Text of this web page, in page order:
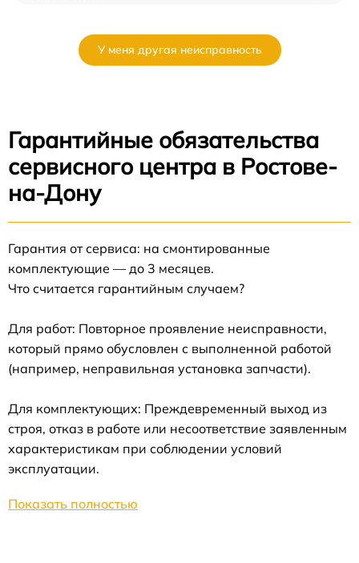
У меня другая неисправность
Гарантийные обязательства
сервисного центра в Ростове-
на-Дону
Гарантия от сервиса: на смонтированные
комплектующие — до 3 месяцев.
Что считается гарантийным случаем?
Для работ: Повторное проявление неисправности,
который прямо обусловлен с выполненной работой
(например, неправильная установка запчасти).
Для комплектующих: Преждевременный выход из
строя, отказ в работе или несоответствие заявленным
характеристикам при соблюдении условий
эксплуатации.
Показать полностью